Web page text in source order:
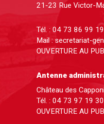
21-23 Rue Victor-
Tél. : 04 73 86 99 19
Mail : secretariat-
OUVERTURE AU
Antenne
Château des
Tél. : 04 73 97 19 30
OUVERTURE AU